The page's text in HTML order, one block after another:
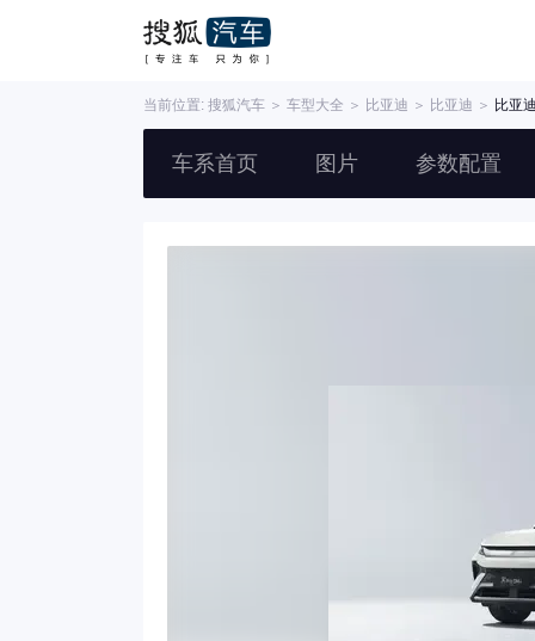
当前位置: 搜狐汽车 ＞ 车型大全 ＞ 比亚迪 ＞ 比亚迪 ＞ 比亚
车系首页 图片 参数配置